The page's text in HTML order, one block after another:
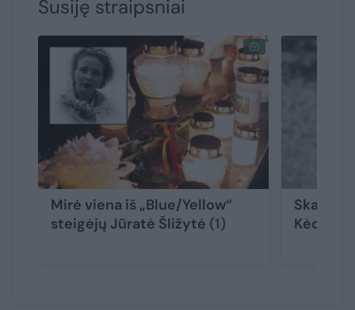
Susiję straipsniai
Mirė viena iš „Blue/Yellow“
steigėjų Jūratė Šližytė (1)
Skaudi